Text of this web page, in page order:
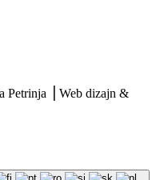
Petrinja ⎟ Web dizajn &